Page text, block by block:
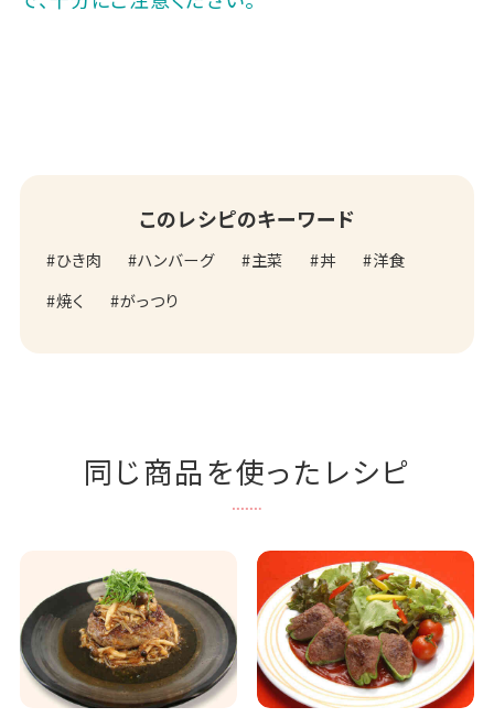
このレシピのキーワード
ひき肉 ハンバーグ 主菜 丼
洋食
焼く
がっつり
同じ商品を使ったレシピ